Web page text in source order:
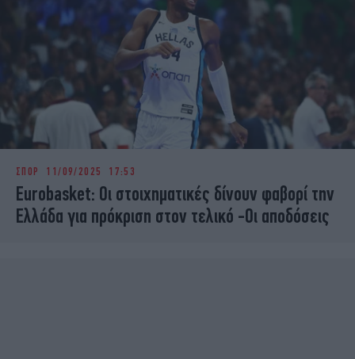
ΣΠΟΡ 11/09/2025 17:53
Eurobasket: Οι στοιχηματικές δίνουν φαβορί την
Ελλάδα για πρόκριση στον τελικό -Οι αποδόσεις